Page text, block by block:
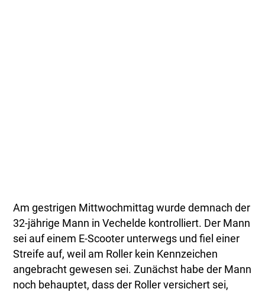
Am gestrigen Mittwochmittag wurde demnach der
32-jährige Mann in Vechelde kontrolliert. Der Mann
sei auf einem E-Scooter unterwegs und fiel einer
Streife auf, weil am Roller kein Kennzeichen
angebracht gewesen sei. Zunächst habe der Mann
noch behauptet, dass der Roller versichert sei,